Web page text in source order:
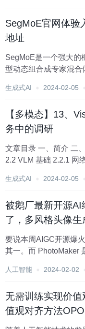
SegMoE官网体验
地址
SegMoE是一个强大的
型动态组合成专家混合
量。受到 mergekit 的
生成式AI 2024-02-05
【多模态】13、
务中的调研
文章目录 一、简介 二、基础知识 2.1 视觉任务的训练策略
2.2 VLM 基础 2.2.1 网络结构 2.2.2 预训练目标函数 2.2.3 评
tunin...
生成式AI 2024-02-05
被鹅厂最新开源
了，多风格头像生
要说本周AIGC开源爆
其一。而 PhotoMaker
4.7k了！ 相信
人工智能 2024-02-02
无需训练实现价
值观对齐方法